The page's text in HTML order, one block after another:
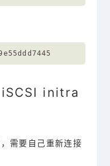
iSCSI initra
需要自己重新连接